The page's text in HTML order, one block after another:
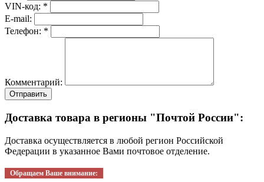
VIN-код: *
E-mail:
Телефон: *
Комментарий:
Отправить
Доставка товара в регионы "Почтой России":
Доставка осуществляется в любой регион Российской
Федерации в указанное Вами почтовое отделение.
Обращаем Ваше внимание: